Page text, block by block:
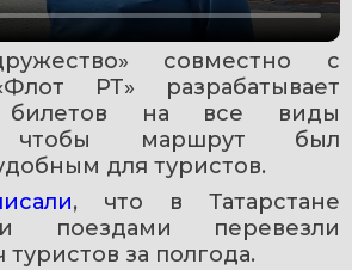
совместно с
РТ» разрабатывает
билетов на все виды
чтобы маршрут был
для туристов.
, что в Татарстане
поездами перевезли
туристов за полгода.